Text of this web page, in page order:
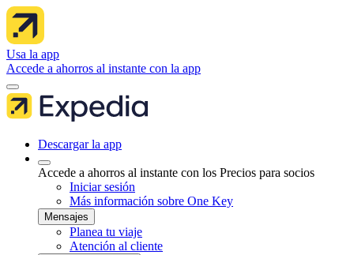
Usa la app
Accede a ahorros al instante con la app
Descargar la app
Accede a ahorros al instante con los Precios para socios
Iniciar sesión
Más información sobre One Key
Mensajes
Planea tu viaje
Atención al cliente